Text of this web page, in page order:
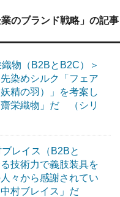
のブランド戦略」の記事
物（B2BとB2C）＞
染めシルク「フェア
精の羽）」を考案し
栄織物」だ （シリ
レイス（B2Bと
技術力で義肢装具を
々から感謝されてい
村ブレイス」だ